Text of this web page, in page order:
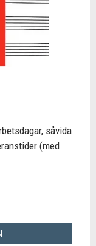
såvida
(med